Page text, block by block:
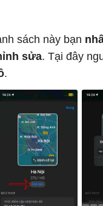
sách này bạn
sửa. Tại đây
.